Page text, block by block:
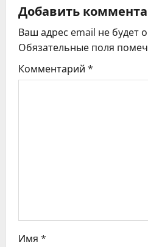
ц
и
я
и
Добавить
Ваш адрес email не будет
Обязательные поля
Комментарий *
Имя *